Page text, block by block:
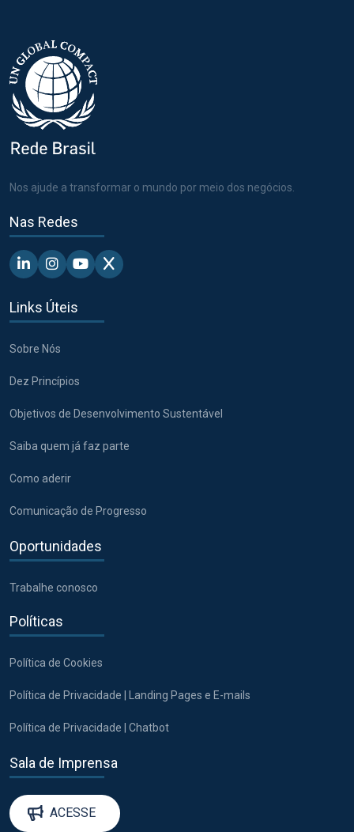
Nos ajude a transformar o mundo por meio dos negócios.
Nas Redes
Linkedin - Pacto Global BR
Instagram - Pacto Global BR
Youtube - Pacto Global BR
X - Pacto Global BR
Links Úteis
Sobre Nós
Dez Princípios
Objetivos de Desenvolvimento Sustentável
Saiba quem já faz parte
Como aderir
Comunicação de Progresso
Oportunidades
Trabalhe conosco
Políticas
Política de Cookies
Política de Privacidade | Landing Pages e E-mails
Política de Privacidade | Chatbot
Sala de Imprensa
ACESSE